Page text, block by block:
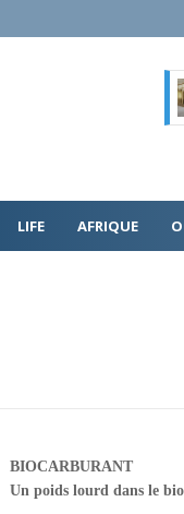
LIFE AFRIQUE
BIOCARBURANT
Un poids lourd dans le